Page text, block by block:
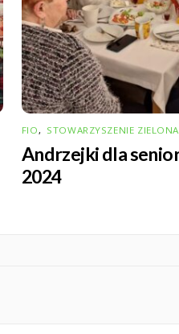
FIO, STOWARZYSZENIE
Andrzejki dla
2024